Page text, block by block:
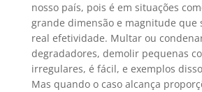
nosso país, pois é em situações
grande dimensão e magnitude que
real efetividade. Multar ou
degradadores, demolir pequenas
irregulares, é fácil, e exemplos
Mas quando o caso alcança